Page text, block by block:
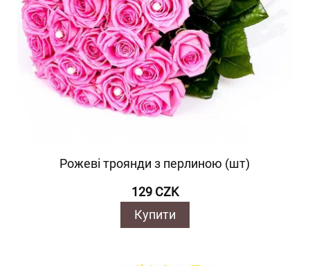
Рожеві троянди з перлиною (шт)
129 CZK
Купити